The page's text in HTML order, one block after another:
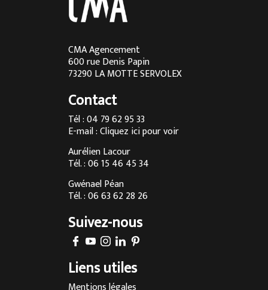
Cuisine sur mesure à Lyon
Cuisine sur mesure à Aix-les-Bains
Cuisine sur mesure à Chambéry
Menuisier à Chambéry
Agencement d’intérieur à Annecy
Agencement d’intérieur à Aix-les-Bains
Entreprise de menuiserie à Grenoble
Agencement d’intérieur en Savoie
Agencement d’intérieur à Megève
Fabrication sur-mesure de cuisine à Chambéry
Fabrication sur-mesure de cuisine à Annecy
CMA Agencement
600 rue Denis Papin
73290 LA MOTTE SERVOLEX
Contact
Tél : 04 79 62 95 33
E-mail :Cliquez ici pour voir
Aurélien Lacour
Tél. : 06 15 46 45 34
Gwénael Péan
Tél. : 06 63 62 28 26
Suivez-nous
Liens utiles